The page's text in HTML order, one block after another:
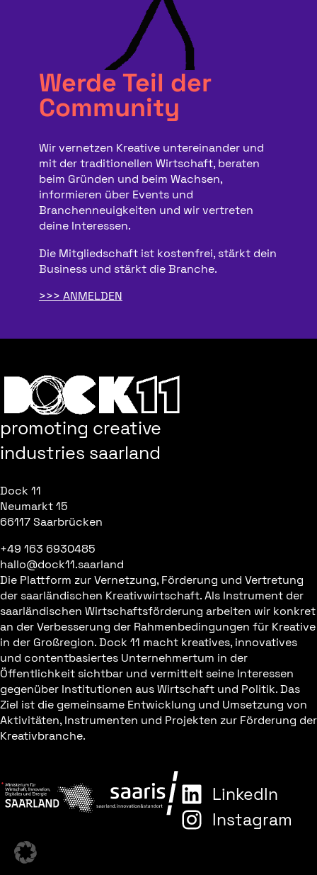
Werde Teil der
Community
Wir vernetzen Kreative untereinander und
mit der traditionellen Wirtschaft, beraten
beim Gründen und beim Wachsen,
informieren über Events und
Branchenneuigkeiten und wir vertreten
deine Interessen.
Die Mitgliedschaft ist kostenfrei, stärkt dein
Business und stärkt die Branche.
ANMELDEN
promoting creative
industries saarland
Dock 11
Neumarkt 15
66117 Saarbrücken
+49 163 6930485
hallo@dock11.saarland
Die Plattform zur Vernetzung, Förderung und Vertretung
der saarländischen Kreativwirtschaft. Als Instrument der
saarländischen Wirtschaftsförderung arbeiten wir konkret
an der Verbesserung der Rahmenbedingungen für Kreative
in der Großregion. Dock 11 macht kreatives, innovatives
und contentbasiertes Unternehmertum in der
Öffentlichkeit sichtbar und vermittelt seine Interessen
gegenüber Institutionen aus Wirtschaft und Politik. Das
Ziel ist die gemeinsame Entwicklung und Umsetzung von
Aktivitäten, Instrumenten und Projekten zur Förderung der
Kreativbranche.
LinkedIn
Instagram